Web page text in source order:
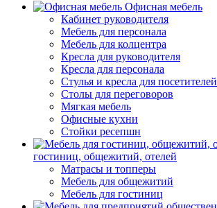
Офисная мебель
Кабинет руководителя
Мебель для персонала
Мебель для колцентра
Кресла для руководителя
Кресла для персонала
Стулья и кресла для посетителей
Столы для переговоров
Мягкая мебель
Офисные кухни
Стойки ресепшн
гостиниц, общежитий, отелей
Матрасы и топперы
Мебель для общежитий
Мебель для гостиниц